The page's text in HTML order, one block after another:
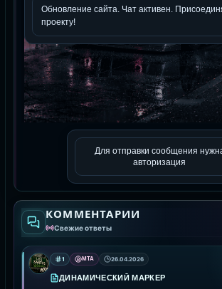
Для отправки сообщения
авторизация
КОММЕНТАРИИ
Свежие ответы
1 MTA 26.04.2026
ДИНАМИЧЕСКИЙ МАРКЕР